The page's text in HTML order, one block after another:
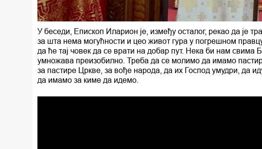
У беседи, Епископ Иларион је, између осталог, рекао да је
за шта нема могућности и цео живот гура у погрешном
да ће тај човек да се врати на добар пут. Нека би нам свима
умножава преизобилно. Треба да се молимо да имамо
за пастире Цркве, за вође народа, да их Господ умудри, да
да имамо за киме да идемо.